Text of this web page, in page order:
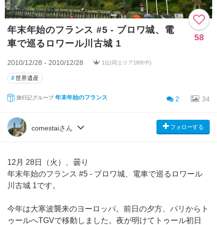
年末年始のフランス #5 - ブロワ城、電
車で巡るロワール川古城 1
58
2010/12/28 - 2010/12/28 1位(同エリア18件中)
#世界遺産
旅行記グループ 年末年始のフランス 2 34
comestaiさん フォローする
12月 28日（火）、曇り
年末年始のフランス #5 - ブロワ城、電車で巡るロワール
川古城 1です。
今年は大寒波襲来のヨーロッパ。前日の夕方、パリからト
ゥールへTGVで移動しました。夜が明けてトゥール初日